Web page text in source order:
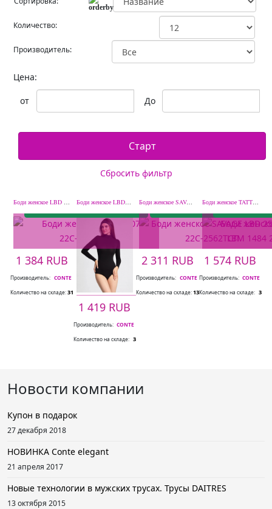
Количество:
Производитель:
Цена:
от До
Сбросить фильтр
Боди женское LBD 2507 22С-2520ТСП
Подробнее
1 384 RUB
Производитель: CONTE
Количество на складе:31
Боди женское LBD1029 19С-818ТСП
Подробнее
1 419 RUB
Производитель: CONTE
Количество на складе: 3
Боди женское SAVAGE LBD 2549 22С-2562ТСП
Подробнее
2 311 RUB
Производитель: CONTE
Количество на складе:13
Боди женское TATTOO STYLE LBM 1484 20С-1475ТСП
1 574 RUB
Производитель: CONTE
Количество на складе: 3
Новости компании
Купон в подарок
27 декабря 2018
НОВИНКА Conte elegant
21 апреля 2017
Новые технологии в мужских трусах. Трусы DAITRES
13 октября 2015